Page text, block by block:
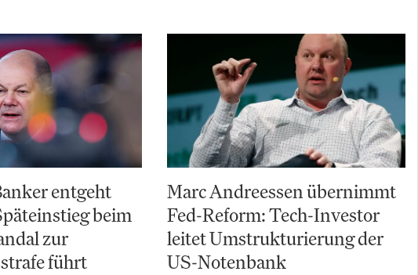
entgeht
beim
zur
führt
Marc Andreessen übernimmt
Fed-Reform: Tech-Investor
leitet Umstrukturierung der
US-Notenbank